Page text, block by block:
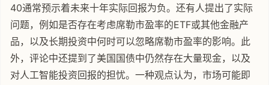
40通常预示着未来十年实际回报为负。还有人提出了实际
问题，例如是否存在考虑席勒市盈率的ETF或其他金融产
品，以及长期投资中何时可以忽略席勒市盈率的影响。此
外，评论中还提到了美国国债中仍然存在大量现金，以及
对人工智能投资回报的担忧。一种观点认为，市场可能即